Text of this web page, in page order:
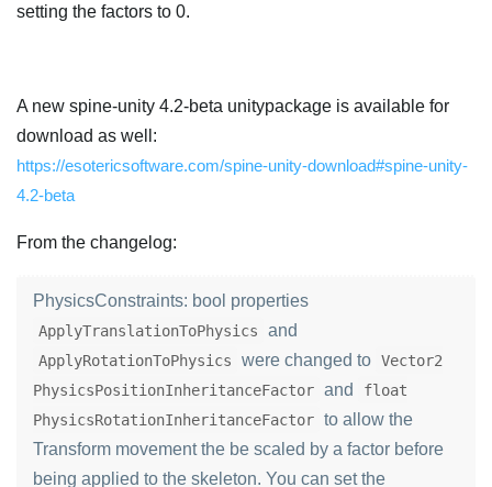
setting the factors to 0.
A new spine-unity 4.2-beta unitypackage is available for
download as well:
https://esotericsoftware.com/spine-unity-download#spine-unity-
4.2-beta
From the changelog:
PhysicsConstraints: bool properties
ApplyTranslationToPhysics and
ApplyRotationToPhysics were changed to Vector2
PhysicsPositionInheritanceFactor and
float
PhysicsRotationInheritanceFactor to allow the
Transform movement the be scaled by a factor before
being applied to the skeleton. You can set the